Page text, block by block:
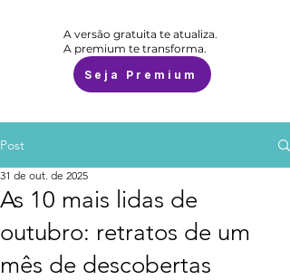
A versão gratuita te atualiza.
A premium te transforma.
Seja Premium
Post
As 10 mais lidas de
outubro: retratos de um
mês de descobertas
31 de out. de 2025